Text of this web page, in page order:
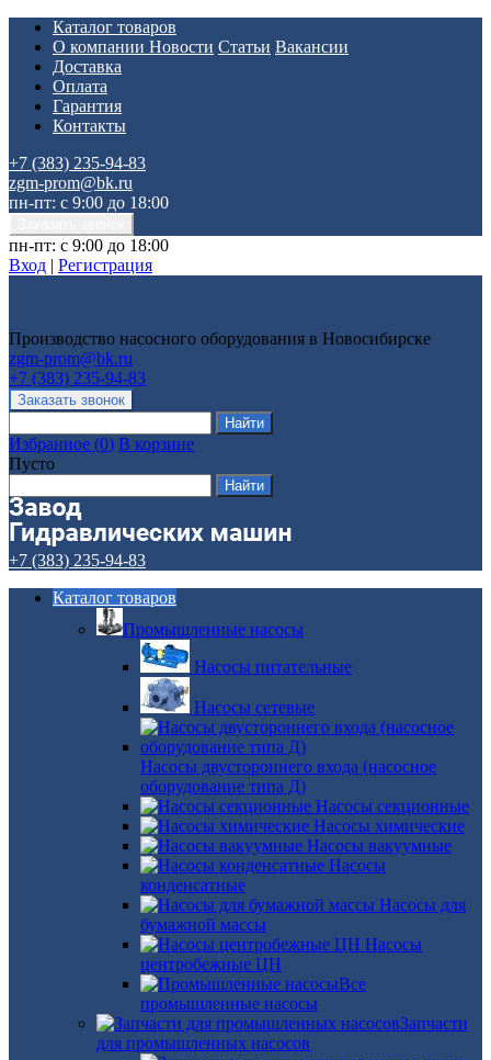
Каталог товаров
О компании Новости Статьи Вакансии
Доставка
Оплата
Гарантия
Контакты
+7 (383) 235-94-83
zgm-prom@bk.ru
пн-пт: с 9:00 до 18:00
пн-пт: с 9:00 до 18:00
Вход | Регистрация
Производство насосного оборудования в Новосибирске
zgm-prom@bk.ru
+7 (383) 235-94-83
Избранное (0) В корзине
Пусто
+7 (383) 235-94-83
Каталог товаров
Промышленные насосы
Насосы питательные
Насосы сетевые
Насосы двустороннего входа (насосное
оборудование типа Д)
Насосы секционные
Насосы химические
Насосы вакуумные
Насосы
конденсатные
Насосы для
бумажной массы
Насосы
центробежные ЦН
Все
промышленные насосы
Запчасти
для промышленных насосов